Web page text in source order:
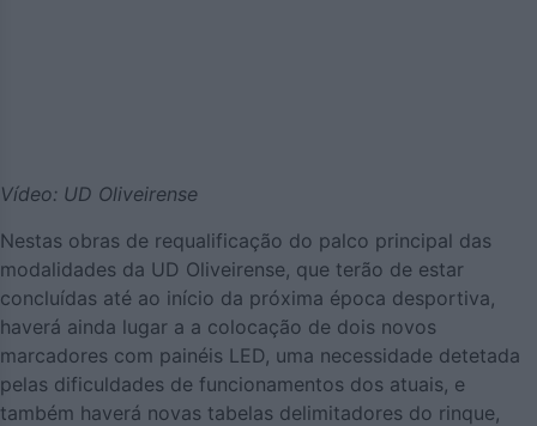
Vídeo: UD Oliveirense
Nestas obras de requalificação do palco principal das
modalidades da UD Oliveirense, que terão de estar
concluídas até ao início da próxima época desportiva,
haverá ainda lugar a a colocação de dois novos
marcadores com painéis LED, uma necessidade detetada
pelas dificuldades de funcionamentos dos atuais, e
também haverá novas tabelas delimitadores do rinque,